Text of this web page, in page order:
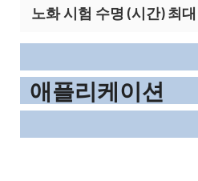
노화 시험 수명 (시간) 최
애플리